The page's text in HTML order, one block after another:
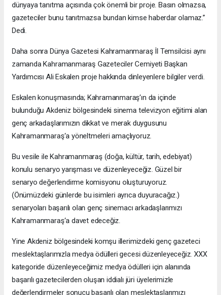
dünyaya tanıtma açısında çok önemli bir proje. Basın olmazsa,
gazeteciler bunu tanıtmazsa bundan kimse haberdar olamaz.”
Dedi.
Daha sonra Dünya Gazetesi Kahramanmaraş İl Temsilcisi aynı
zamanda Kahramanmaraş Gazeteciler Cemiyeti Başkan
Yardımcısı Ali Eskalen proje hakkında dinleyenlere bilgiler verdi.
Eskalen konuşmasında; Kahramanmaraş’ın da içinde
bulunduğu Akdeniz bölgesindeki sinema televizyon eğitimi alan
genç arkadaşlarımızın dikkat ve merak duygusunu
Kahramanmaraş’a yöneltmeleri amaçlıyoruz.
Bu vesile ile Kahramanmaraş (doğa, kültür, tarih, edebiyat)
konulu senaryo yarışması ve düzenleyeceğiz. Güzel bir
senaryo değerlendirme komisyonu oluşturuyoruz.
(Önümüzdeki günlerde bu isimleri ayrıca duyuracağız.)
senaryoları başarılı olan genç sinemacı arkadaşlarımızı
Kahramanmaraş’a davet edeceğiz.
Yine Akdeniz bölgesindeki komşu illerimizdeki genç gazeteci
meslektaşlarımızla medya ödülleri gecesi düzenleyeceğiz. XXX
kategoride düzenleyeceğimiz medya ödülleri için alanında
başarılı gazetecilerden oluşan iddialı jüri üyelerimizle
değerlendirmeler sonucu başarılı olan meslektaşlarımızı